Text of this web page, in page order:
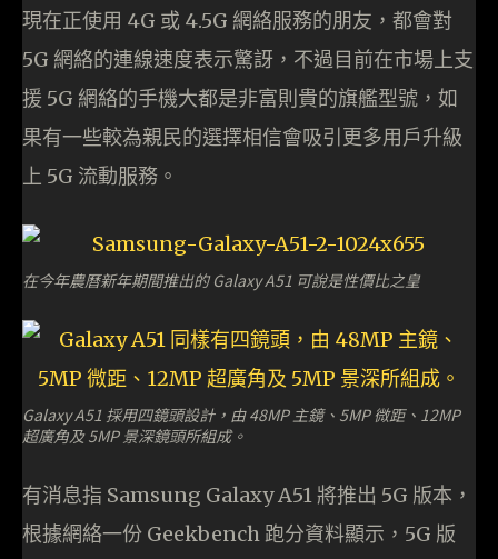
現在正使用 4G 或 4.5G 網絡服務的朋友，都會對
5G 網絡的連線速度表示驚訝，不過目前在市場上支
援 5G 網絡的手機大都是非富則貴的旗艦型號，如
果有一些較為親民的選擇相信會吸引更多用戶升級
上 5G 流動服務。
在今年農曆新年期間推出的 Galaxy A51 可說是性價比之皇
Galaxy A51 採用四鏡頭設計，由 48MP 主鏡、5MP 微距、12MP
超廣角及 5MP 景深鏡頭所組成。
有消息指 Samsung Galaxy A51 將推出 5G 版本，
根據網絡一份 Geekbench 跑分資料顯示，5G 版